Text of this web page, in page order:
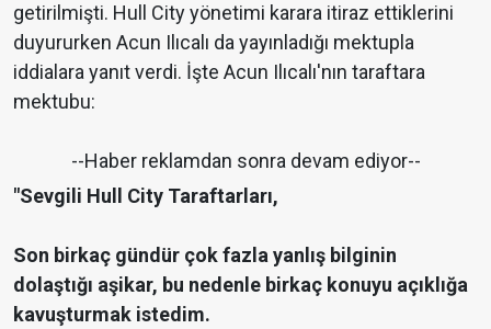
getirilmişti. Hull City yönetimi karara itiraz ettiklerini
duyururken Acun Ilıcalı da yayınladığı mektupla
iddialara yanıt verdi. İşte Acun Ilıcalı'nın taraftara
mektubu:
--Haber reklamdan sonra devam ediyor--
"Sevgili Hull City Taraftarları,
Son birkaç gündür çok fazla yanlış bilginin
dolaştığı aşikar, bu nedenle birkaç konuyu açıklığa
kavuşturmak istedim.